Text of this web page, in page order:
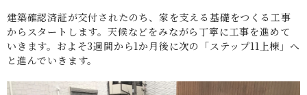
建築確認済証が交付されたのち、家を支える基礎をつくる工事
からスタートします。天候などをみながら丁寧に工事を進めて
いきます。およそ3週間から1か月後に次の「ステップ11上棟」へ
と進んでいきます。